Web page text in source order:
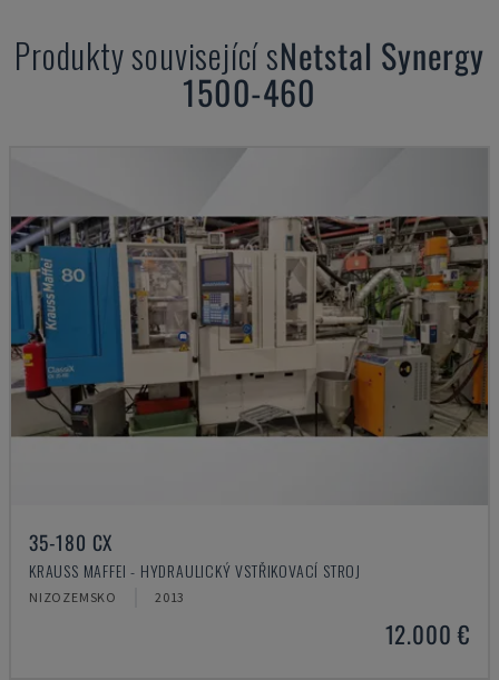
Produkty související sNetstal Synergy
1500-460
35-180 CX
KRAUSS MAFFEI - HYDRAULICKÝ VSTŘIKOVACÍ STROJ
NIZOZEMSKO 2013
12.000 €